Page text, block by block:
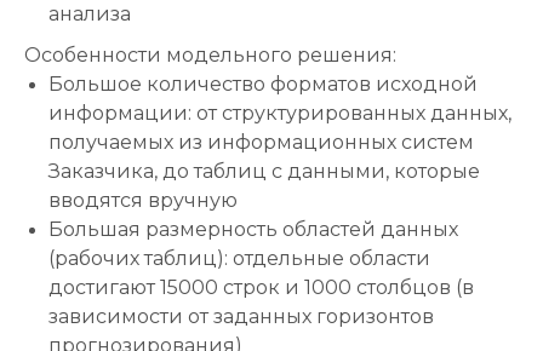
анализа
Особенности модельного решения:
Большое количество форматов исходной
информации: от структурированных данных,
получаемых из информационных систем
Заказчика, до таблиц с данными, которые
вводятся вручную
Большая размерность областей данных
(рабочих таблиц): отдельные области
достигают 15000 строк и 1000 столбцов (в
зависимости от заданных горизонтов
прогнозирования)